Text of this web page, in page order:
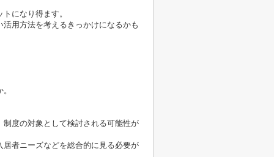
になり得ます。
用方法を考えるきっかけになるかも
度の対象として検討される可能性が
者ニーズなどを総合的に見る必要が